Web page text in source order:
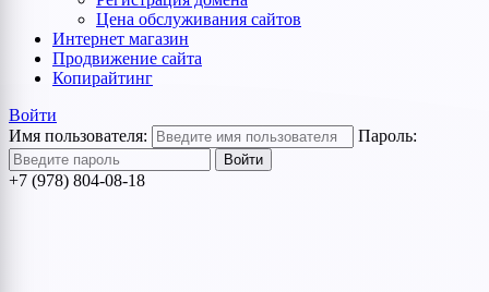
Цена обслуживания сайтов
Интернет магазин
Продвижение сайта
Копирайтинг
Войти
Имя пользователя:
Пароль:
Войти
+7 (978) 804-08-18